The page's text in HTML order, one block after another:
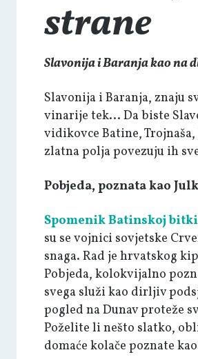
strane
Slavonija i Baranja kao na
Slavonija i Baranja, znaju
vinarije tek... Da biste
vidikovce Batine,
zlatna polja povezuju ih
Pobjeda, poznata kao
Spomenik Batinskoj bitki
su se vojnici sovjetske
snaga. Rad je hrvatskog
Pobjeda, kolokvijalno
svega služi kao dirljiv
pogled na Dunav proteže
Poželite li nešto slatko,
domaće kolače poznate